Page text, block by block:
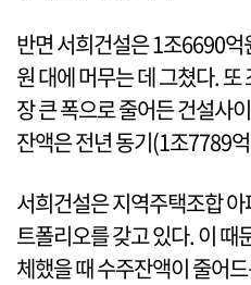
반면 서희건설은 1조6690
원 대에 머무는 데 그쳤다.
장 큰 폭으로 줄어든 건설사
잔액은 전년 동기(1조7789
서희건설은 지역주택조합
트폴리오를 갖고 있다. 이 때
체했을 때 수주잔액이 줄어